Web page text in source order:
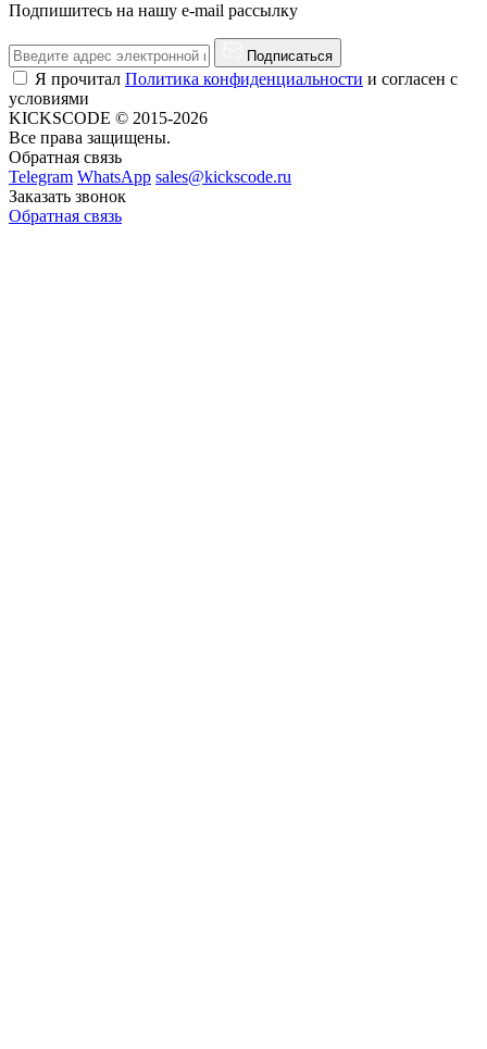
Подпишитесь на нашу e-mail рассылку
Подписаться
Я прочитал Политика конфиденциальности и согласен с
условиями
KICKSCODE © 2015-2026
Все права защищены.
Обратная связь
Telegram WhatsApp sales@kickscode.ru
Заказать звонок
Обратная связь